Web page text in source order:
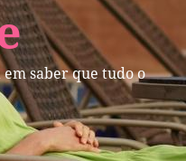
saber que tudo o